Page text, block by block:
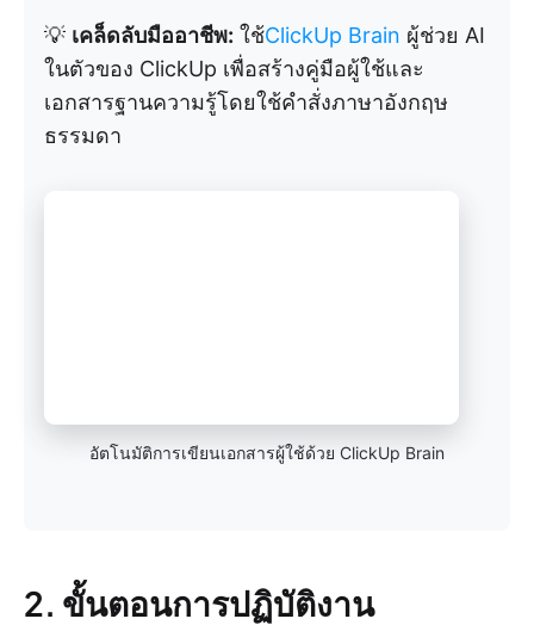
💡 เคล็ดลับมืออาชีพ: ใช้ClickUp Brain ผู้ช่วย AI
ในตัวของ ClickUp เพื่อสร้างคู่มือผู้ใช้และ
เอกสารฐานความรู้โดยใช้คำสั่งภาษาอังกฤษ
ธรรมดา
อัตโนมัติการเขียนเอกสารผู้ใช้ด้วย ClickUp Brain
2. ขั้นตอนการปฏิบัติงาน